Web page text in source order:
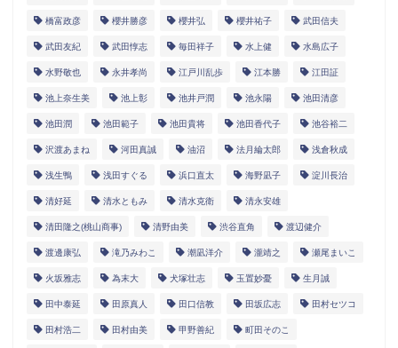
橋富政彦 櫻井勝彦 櫻井弘 櫻井祐子 武田信夫
武田友紀 武田惇志 毎田祥子 水上健 水島広子
水野敬也 永井孝尚 江戸川乱歩 江本勝 江田証
池上奈生美 池上彰 池井戸潤 池永陽 池田清彦
池田潤 池田範子 池田貴将 池田香代子 池谷裕二
沢渡あまね 河田真誠 油沼 法月綸太郎 浅倉秋成
浅生鴨 浅田すぐる 浜口直太 海野凪子 淀川長治
清好延 清水ともみ 清水克衛 清永安雄
清田隆之(桃山商事) 清野由美 渋谷直角 渡辺健介
渡邊康弘 滝乃みわこ 潮凪洋介 瀧靖之 瀬尾まいこ
火坂雅志 為末大 犬塚壮志 玉置妙憂 生月誠
田中泰延 田原真人 田口信教 田坂広志 田村セツコ
田村浩二 田村由美 甲野善紀 町田そのこ